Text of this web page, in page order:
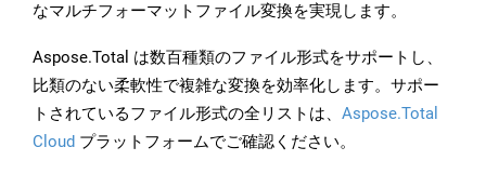
なマルチフォーマットファイル変換を実現します。
Aspose.Total は数百種類のファイル形式をサポートし、
比類のない柔軟性で複雑な変換を効率化します。サポー
トされているファイル形式の全リストは、 Aspose.Total
Cloud プラットフォームでご確認ください。